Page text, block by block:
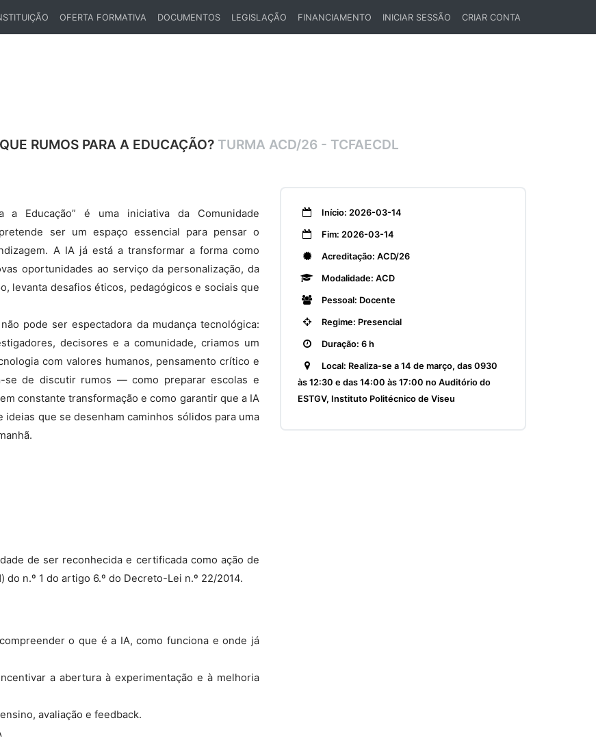
OFERTA FORMATIVA DOCUMENTOS LEGISLAÇÃO FINANCIAMENTO INICIAR SESSÃO CRIAR CONTA
RUMOS PARA A EDUCAÇÃO? TURMA ACD/26 - TCFAECDL
a Educação” é uma iniciativa da Comunidade
ser um espaço essencial para pensar o
A IA já está a transformar a forma como
oportunidades ao serviço da personalização, da
levanta desafios éticos, pedagógicos e sociais que
pode ser espectadora da mudança tecnológica:
decisores e a comunidade, criamos um
com valores humanos, pensamento crítico e
se de discutir rumos — como preparar escolas e
constante transformação e como garantir que a IA
que se desenham caminhos sólidos para uma
de ser reconhecida e certificada como ação de
n.º 1 do artigo 6.º do Decreto-Lei n.º 22/2014.
o que é a IA, como funciona e onde já
a abertura à experimentação e à melhoria
avaliação e feedback.
Início: 2026-03-14
Fim: 2026-03-14
Acreditação: ACD/26
Modalidade: ACD
Pessoal: Docente
Regime: Presencial
Duração: 6 h
Local: Realiza-se a 14 de março, das 0930
às 12:30 e das 14:00 às 17:00 no Auditório do
ESTGV, Instituto Politécnico de Viseu